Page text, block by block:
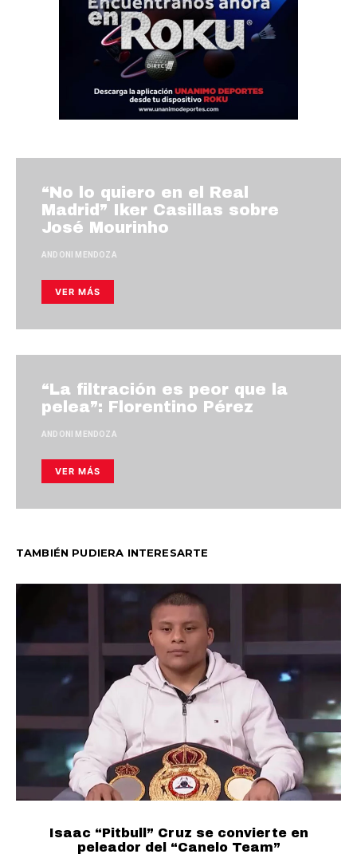
“No lo quiero en el Real
Madrid” Iker Casillas sobre
José Mourinho
ANDONI MENDOZA
VER MÁS
“La filtración es peor que la
pelea”: Florentino Pérez
ANDONI MENDOZA
VER MÁS
TAMBIÉN PUDIERA INTERESARTE
Isaac “Pitbull” Cruz se convierte en
peleador del “Canelo Team”